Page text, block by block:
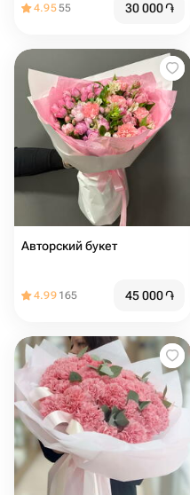
4.9555 30 000֏
Авторский букет
4.99 165 45 000֏